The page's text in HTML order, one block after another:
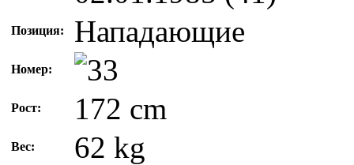
Позиция: Нападающие
Номер:
Рост: 172 cm
Вес: 62 kg